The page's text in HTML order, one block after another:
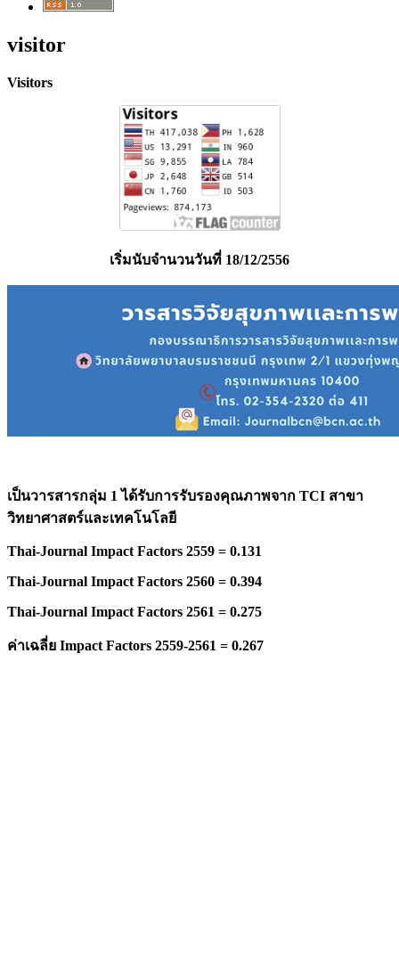
visitor
Visitors
เริ่มนับจำนวนวันที่ 18/12/2556
เป็นวารสารกลุ่ม 1 ได้รับการรับรองคุณภาพจาก TCI สาขา
วิทยาศาสตร์และเทคโนโลยี
Thai-Journal Impact Factors 2559 = 0.131
Thai-Journal Impact Factors 2560 = 0.394
Thai-Journal Impact Factors 2561 = 0.275
ค่าเฉลี่ย Impact Factors 2559-2561 = 0.267